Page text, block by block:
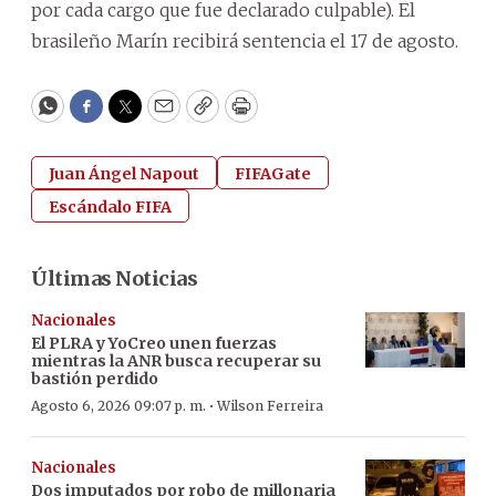
por cada cargo que fue declarado culpable). El
brasileño Marín recibirá sentencia el 17 de agosto.
WhatsApp
Facebook
Twitter
EmailCopyPrint
Juan Ángel Napout
FIFAGate
Escándalo FIFA
Últimas Noticias
Nacionales
El PLRA y YoCreo unen fuerzas
mientras la ANR busca recuperar su
bastión perdido
Agosto 6, 2026 09:07 p. m. ·Wilson Ferreira
Nacionales
Dos imputados por robo de millonaria